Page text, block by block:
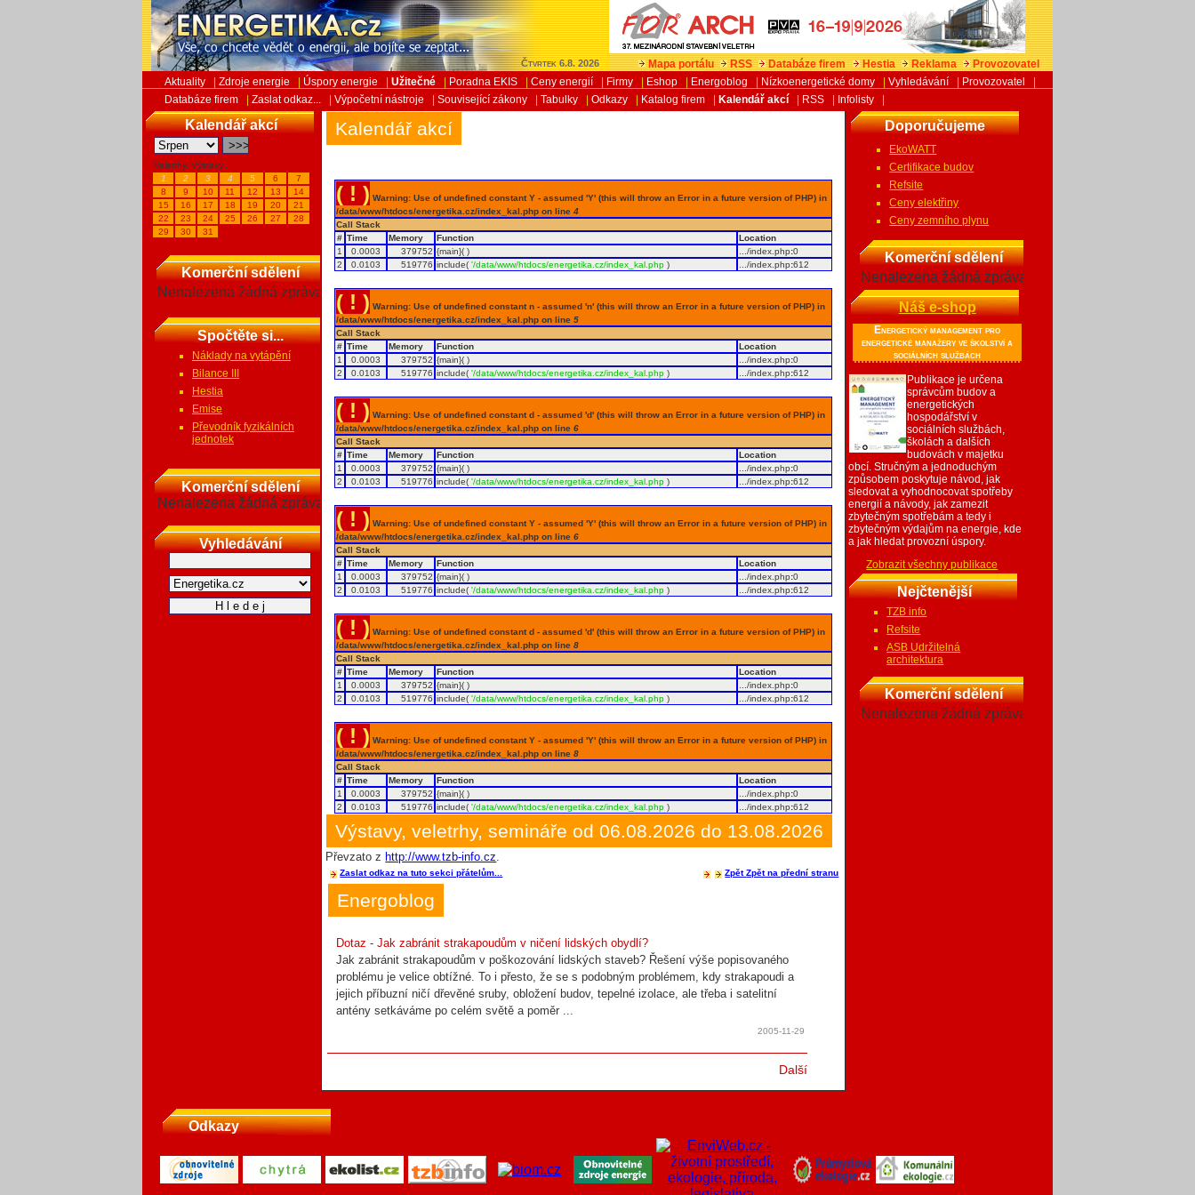
Čtvrtek 6.8. 2026 Mapa portálu RSS Databáze firem Hestia Reklama
Provozovatel
Aktuality
Zdroje energie Úspory energie Užitečné Poradna EKIS Ceny energií Firmy Eshop Energoblog Nízkoenergetické domy Vyhledávání Provozovatel
Databáze firem
Zaslat odkaz... Výpočetní nástroje Související zákony Tabulky Odkazy Katalog firem Kalendář akcí RSS Infolisty
Kalendář akcí
Veletrhy, Výstavy...
1
2 3 4 5 6
7
8
9 10 11 12 13
14
15
16 17 18 19 20
21
22
23 24 25 26 27
28
29
30 31
Komerční sdělení
Nenalezena žádná zpráva
Spočtěte si...
Náklady na vytápění
Bilance III
Hestia
Emise
Převodník fyzikálních
jednotek
Komerční sdělení
Nenalezena žádná zpráva
Vyhledávání
Kalendář akcí
( ! ) Warning: Use of undefined constant Y - assumed 'Y' (this will throw an Error in a future version of PHP) in
/data/www/htdocs/energetika.cz/index_kal.php on line4
Call Stack
# Time Memory Function
Location
1
0.0003 379752 {main}( ) .../index.php:0
2
0.0103 519776 include('/data/www/htdocs/energetika.cz/index_kal.php ) .../index.php:612
( ! ) Warning: Use of undefined constant n - assumed 'n' (this will throw an Error in a future version of PHP) in
/data/www/htdocs/energetika.cz/index_kal.php on line5
Call Stack
# Time Memory Function
Location
1
0.0003 379752 {main}( ) .../index.php:0
2
0.0103 519776 include('/data/www/htdocs/energetika.cz/index_kal.php ) .../index.php:612
( ! ) Warning: Use of undefined constant d - assumed 'd' (this will throw an Error in a future version of PHP) in
/data/www/htdocs/energetika.cz/index_kal.php on line6
Call Stack
# Time Memory Function
Location
1
0.0003 379752 {main}( ) .../index.php:0
2
0.0103 519776 include('/data/www/htdocs/energetika.cz/index_kal.php ) .../index.php:612
( ! ) Warning: Use of undefined constant Y - assumed 'Y' (this will throw an Error in a future version of PHP) in
/data/www/htdocs/energetika.cz/index_kal.php on line6
Call Stack
# Time Memory Function
Location
1
0.0003 379752 {main}( ) .../index.php:0
2
0.0103 519776 include('/data/www/htdocs/energetika.cz/index_kal.php ) .../index.php:612
( ! ) Warning: Use of undefined constant d - assumed 'd' (this will throw an Error in a future version of PHP) in
/data/www/htdocs/energetika.cz/index_kal.php on line8
Call Stack
# Time Memory Function
Location
1
0.0003 379752 {main}( ) .../index.php:0
2
0.0103 519776 include('/data/www/htdocs/energetika.cz/index_kal.php ) .../index.php:612
( ! ) Warning: Use of undefined constant Y - assumed 'Y' (this will throw an Error in a future version of PHP) in
/data/www/htdocs/energetika.cz/index_kal.php on line8
Call Stack
# Time Memory Function
Location
1
0.0003 379752 {main}( ) .../index.php:0
2
0.0103 519776 include('/data/www/htdocs/energetika.cz/index_kal.php ) .../index.php:612
Výstavy, veletrhy, semináře od 06.08.2026 do 13.08.2026
Převzato z http://www.tzb-info.cz.
Zaslat odkaz na tuto sekci přátelům... ZpětZpět na přední stranu
Energoblog
Dotaz - Jak zabránit strakapoudům v ničení lidských obydlí?
Jak zabránit strakapoudům v poškozování lidských staveb? Řešení výše popisovaného
problému je velice obtížné. To i přesto, že se s podobným problémem, kdy strakapoudi a
jejich příbuzní ničí dřevěné sruby, obložení budov, tepelné izolace, ale třeba i satelitní
antény setkáváme po celém světě a poměr ...
2005-11-29
Další
Doporučujeme
EkoWATT
Certifikace budov
Refsite
Ceny elektřiny
Ceny zemního plynu
Komerční sdělení
Nenalezena žádná zpráva
Náš e-shop
Energetický management pro
energetické manažery ve školství a
sociálních službách
Publikace je určena
správcům budov a
energetických
hospodářství v
sociálních službách,
školách a dalších
budovách v majetku
obcí. Stručným a jednoduchým
způsobem poskytuje návod, jak
sledovat a vyhodnocovat spotřeby
energií a návody, jak zamezit
zbytečným spotřebám a tedy i
zbytečným výdajům na energie, kde
a jak hledat provozní úspory.
Zobrazit všechny publikace
Nejčtenější
TZB info
Refsite
ASB Udržitelná
architektura
Komerční sdělení
Nenalezena žádná zpráva
Odkazy